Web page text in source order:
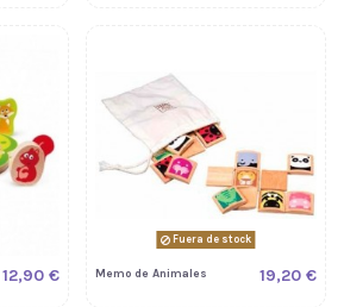
12,90 €
Fuera de stock
Memo de Animales 19,20 €